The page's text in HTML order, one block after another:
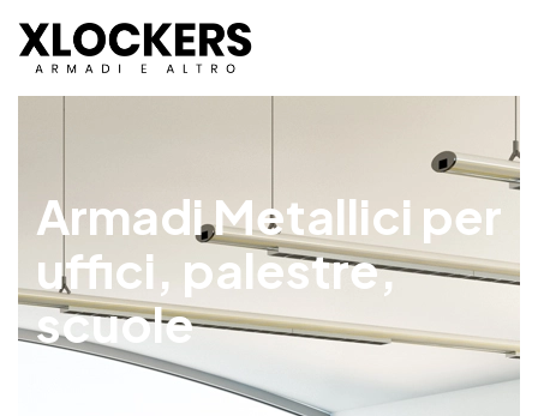
Armadi Metallici per
uffici, palestre,
scuole